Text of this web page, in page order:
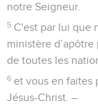
notre Seigneur.
5 C'est par lui que
ministère
de toutes les
6 et vous en faites
Jésus-Christ. –